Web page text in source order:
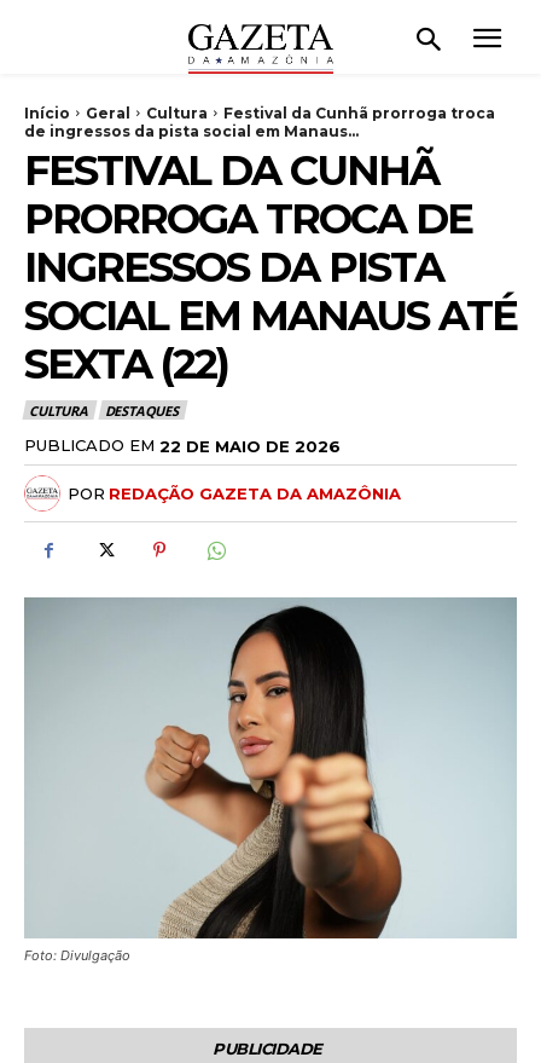
Início Geral Cultura
Festival da Cunhã prorroga troca
de ingressos da pista social em Manaus...
FESTIVAL DA CUNHÃ
PRORROGA TROCA DE
INGRESSOS DA PISTA
SOCIAL EM MANAUS ATÉ
SEXTA (22)
CULTURA DESTAQUES
PUBLICADO EM 22 DE MAIO DE 2026
POR REDAÇÃO GAZETA DA AMAZÔNIA
Foto: Divulgação
PUBLICIDADE